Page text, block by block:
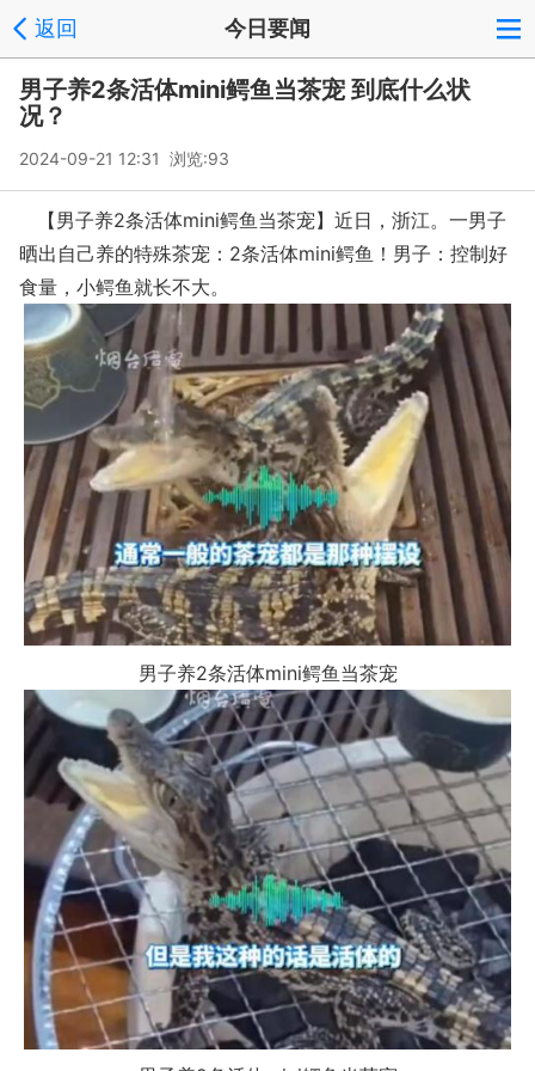
返回 今日要闻
男子养2条活体mini鳄鱼当茶宠 到底什么状
况？
2024-09-21 12:31 浏览:93
【男子养2条活体mini鳄鱼当茶宠】近日，浙江。一男子
晒出自己养的特殊茶宠：2条活体mini鳄鱼！男子：控制好
食量，小鳄鱼就长不大。
男子养2条活体mini鳄鱼当茶宠